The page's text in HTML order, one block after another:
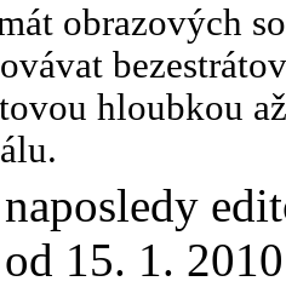
obrazových
hloubkou
15. 1.